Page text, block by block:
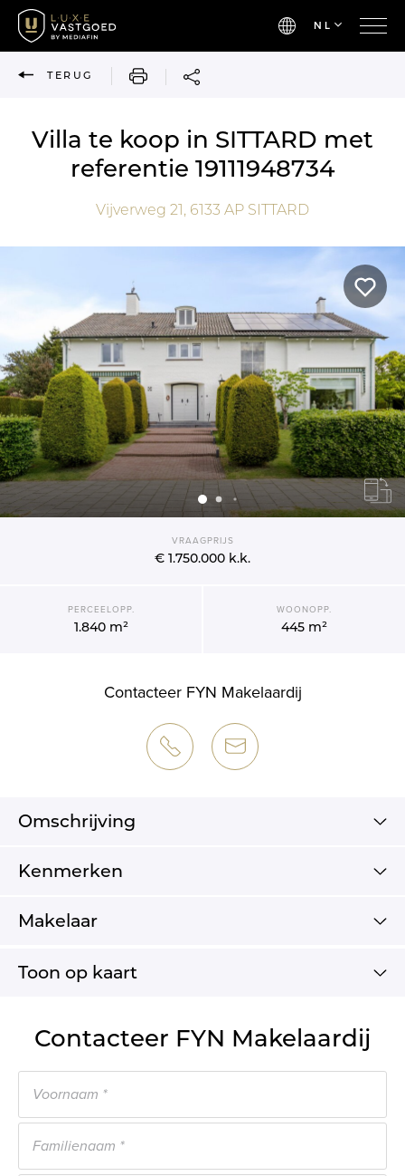
NL
TERUG AFDRUKKEN
Villa te koop in SITTARD met
referentie 19111948734
Vijverweg 21, 6133 AP SITTARD
VRAAGPRIJS
€ 1.750.000 k.k.
PERCEELOPP.
1.840 m²
WOONOPP.
445 m²
Contacteer FYN Makelaardij
Omschrijving
Kenmerken
Makelaar
Toon op kaart
Contacteer FYN Makelaardij